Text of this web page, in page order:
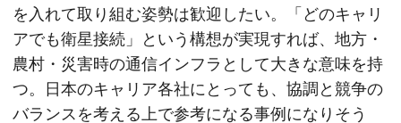
を入れて取り組む姿勢は歓迎したい。「どのキャリ
アでも衛星接続」という構想が実現すれば、地方・
農村・災害時の通信インフラとして大きな意味を持
つ。日本のキャリア各社にとっても、協調と競争の
バランスを考える上で参考になる事例になりそう